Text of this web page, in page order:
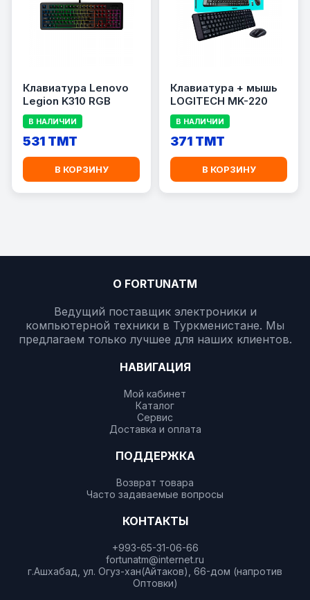
Клавиатура Lenovo
Legion K310 RGB
В НАЛИЧИИ
531 TMT
В КОРЗИНУ
Клавиатура + мышь
LOGITECH MK-220
В НАЛИЧИИ
371 TMT
В КОРЗИНУ
О FORTUNATM
Ведущий поставщик электроники и
компьютерной техники в Туркменистане. Мы
предлагаем только лучшее для наших клиентов.
НАВИГАЦИЯ
Мой кабинет
Каталог
Сервис
Доставка и оплата
ПОДДЕРЖКА
Возврат товара
Часто задаваемые вопросы
КОНТАКТЫ
+993-65-31-06-66
fortunatm@internet.ru
г.Ашхабад, ул. Огуз-хан(Айтаков), 66-дом (напротив
Оптовки)